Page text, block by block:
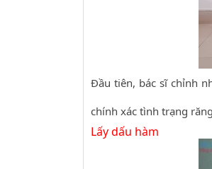
Đầu tiên, bác sĩ chỉnh
chính xác tình trạng
Lấy dấu hàm